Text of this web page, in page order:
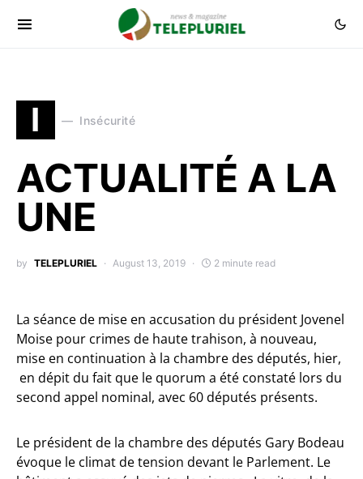
I Insécurité
ACTUALITÉ A LA
UNE
by TELEPLURIEL August 13, 2019 2 minute read
La séance de mise en accusation du président Jovenel
Moise pour crimes de haute trahison, à nouveau,
mise en continuation à la chambre des députés, hier,
en dépit du fait que le quorum a été constaté lors du
second appel nominal, avec 60 députés présents.
Le président de la chambre des députés Gary Bodeau
évoque le climat de tension devant le Parlement. Le